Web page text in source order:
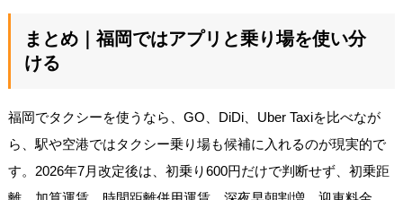
まとめ｜福岡ではアプリと乗り場を使い分
ける
福岡でタクシーを使うなら、GO、DiDi、Uber Taxiを比べなが
ら、駅や空港ではタクシー乗り場も候補に入れるのが現実的で
す。2026年7月改定後は、初乗り600円だけで判断せず、初乗距